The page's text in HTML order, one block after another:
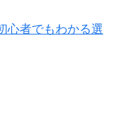
心者でもわかる選